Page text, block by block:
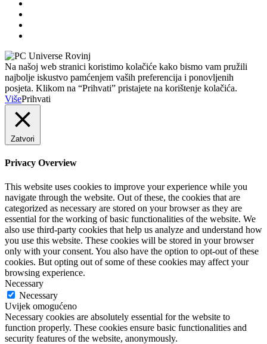
Na našoj web stranici koristimo kolačiće kako bismo vam pružili
najbolje iskustvo pamćenjem vaših preferencija i ponovljenih
posjeta. Klikom na “Prihvati” pristajete na korištenje kolačića.
VišePrihvati
Zatvori
Privacy Overview
This website uses cookies to improve your experience while you
navigate through the website. Out of these, the cookies that are
categorized as necessary are stored on your browser as they are
essential for the working of basic functionalities of the website. We
also use third-party cookies that help us analyze and understand how
you use this website. These cookies will be stored in your browser
only with your consent. You also have the option to opt-out of these
cookies. But opting out of some of these cookies may affect your
browsing experience.
Necessary
Necessary
Uvijek omogućeno
Necessary cookies are absolutely essential for the website to
function properly. These cookies ensure basic functionalities and
security features of the website, anonymously.